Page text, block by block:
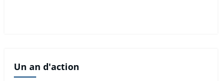
Un an d'action